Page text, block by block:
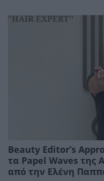
Beauty Editor’s
τα Papel Waves της
από την Ελένη